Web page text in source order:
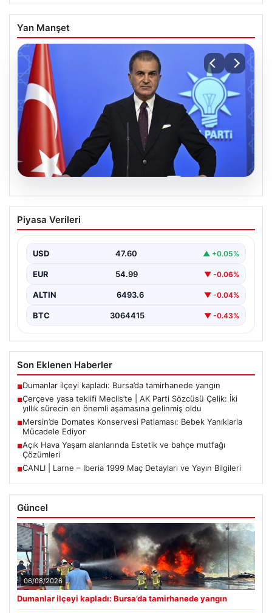
Yan Manşet
05.08.2026
Çerçeve yasa teklifi Meclis’te | AK Parti
Sözcüsü Çelik: İki yıllık sürecin en
Piyasa Verileri
USD 47.60 ▲ +0.05%
EUR 54.99 ▼ -0.06%
ALTIN 6493.6 ▼ -0.04%
BTC 3064415 ▼ -0.43%
Son Eklenen Haberler
■Dumanlar ilçeyi kapladı: Bursa’da tamirhanede yangın
■Çerçeve yasa teklifi Meclis’te | AK Parti Sözcüsü Çelik: İki
yıllık sürecin en önemli aşamasına gelinmiş oldu
■Mersin’de Domates Konservesi Patlaması: Bebek Yanıklarla
Mücadele Ediyor
■Açık Hava Yaşam alanlarında Estetik ve bahçe mutfağı
Çözümleri
■CANLI | Larne – Iberia 1999 Maç Detayları ve Yayın Bilgileri
Güncel
06/08/2026
Dumanlar ilçeyi kapladı: Bursa’da tamirhanede yangın